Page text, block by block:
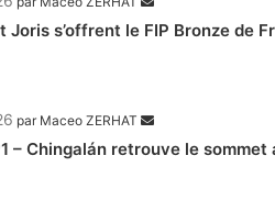
Joris s’offrent le FIP Bronze de
par Maceo ZERHAT
– Chingalán retrouve le